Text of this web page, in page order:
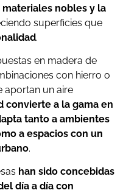
nobles y la
superficies que
.
en madera de
con hierro o
aportan un aire
convierte a la gama en
tanto a ambientes
a espacios con un
.
han sido concebidas
día a día con